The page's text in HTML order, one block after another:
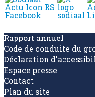
Rapport annuel
Code de conduite du
Déclaration
Espace presse
Contact
Plan du site